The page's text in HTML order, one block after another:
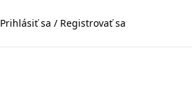
Prihlásiť sa / Registrovať sa